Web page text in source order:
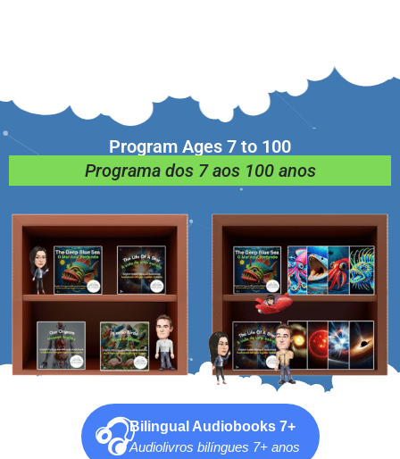
Program Ages 7 to 100
Programa dos 7 aos 100 anos
🎧Bilingual Audiobooks 7+
Audiolivros bilíngues 7+ anos